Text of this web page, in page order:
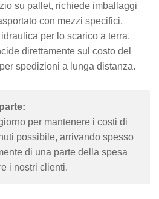
su pallet, richiede imballaggi
con mezzi specifici,
per lo scarico a terra.
direttamente sul costo del
spedizioni a lunga distanza.
per mantenere i costi di
possibile, arrivando spesso
di una parte della spesa
i nostri clienti.